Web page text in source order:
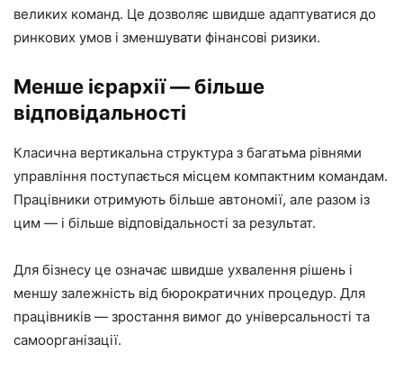
великих команд. Це дозволяє швидше адаптуватися до
ринкових умов і зменшувати фінансові ризики.
Менше ієрархії — більше
відповідальності
Класична вертикальна структура з багатьма рівнями
управління поступається місцем компактним командам.
Працівники отримують більше автономії, але разом із
цим — і більше відповідальності за результат.
Для бізнесу це означає швидше ухвалення рішень і
меншу залежність від бюрократичних процедур. Для
працівників — зростання вимог до універсальності та
самоорганізації.